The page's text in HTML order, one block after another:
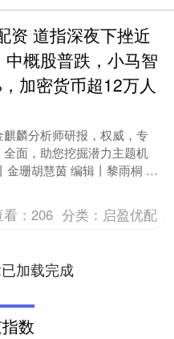
资 道指深夜下挫近
中概股普跌，小马智
加密货币超12万人
麒麟分析师研报，权威，专
全面，助您挖掘潜力主题机
金珊胡慧茵 编辑丨黎雨桐 3
股三大指数集体低开低走，截
跌....
看：206 分类： 启盈优配
加载完成
数